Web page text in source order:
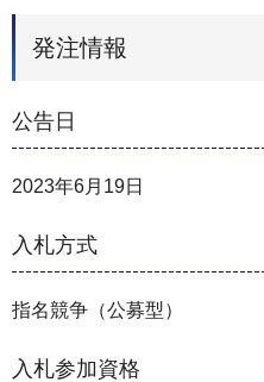
発注情報
公告日
2023年6月19日
入札方式
指名競争（公募型）
入札参加資格